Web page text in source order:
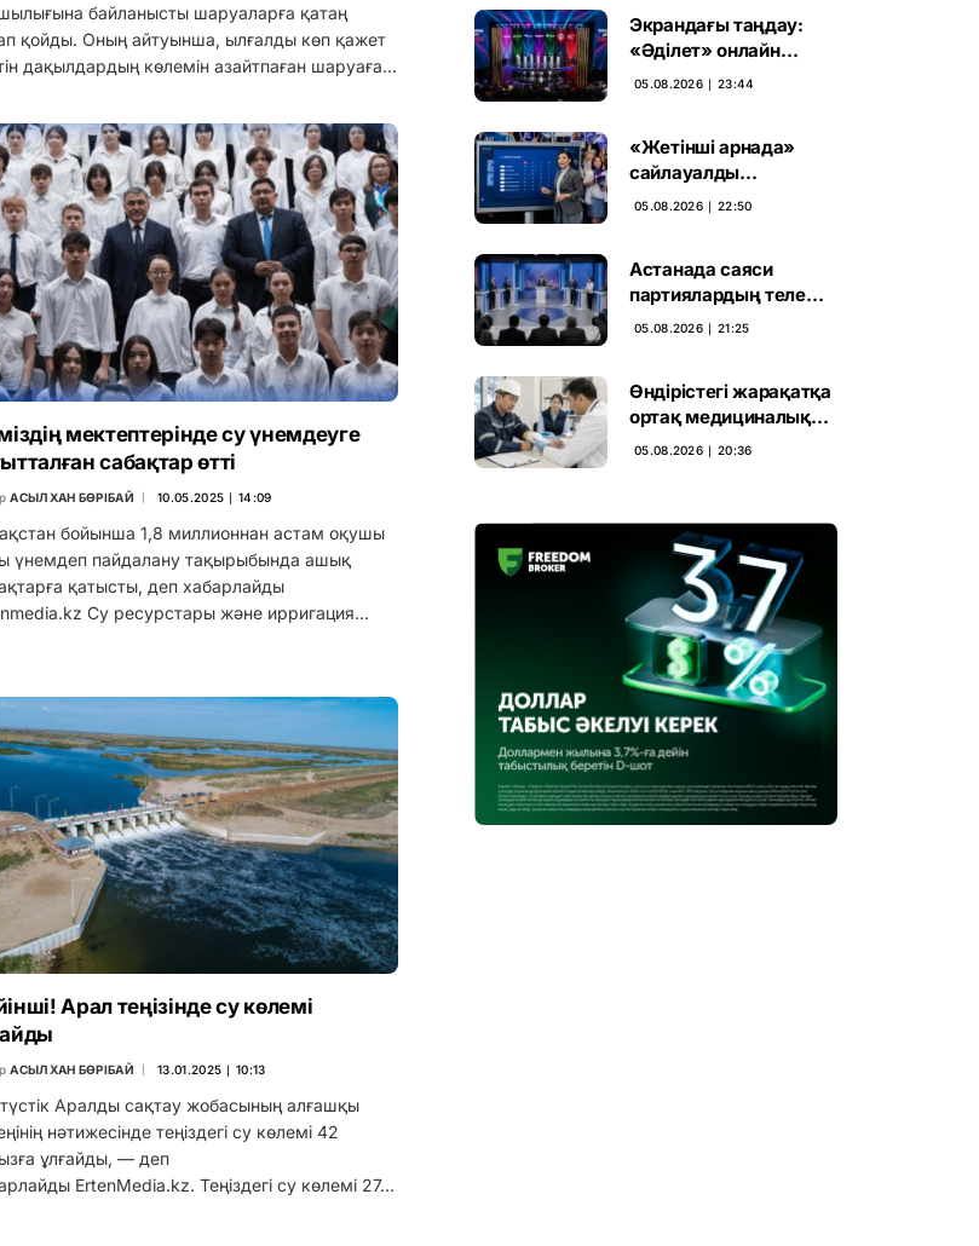
байланысты шаруаларға қатаң
қойды. Оның айтуынша, ылғалды көп қажет
дақылдардың көлемін азайтпаған шаруаға…
мектептерінде су үнемдеуге
сабақтар өтті
АСЫЛХАН БӨРІБАЙ 10.05.2025 ∣ 14:09
бойынша 1,8 миллионнан астам оқушы
үнемдеп пайдалану тақырыбында ашық
қатысты, деп хабарлайды
Су ресурстары және ирригация…
Арал теңізінде су көлемі
АСЫЛХАН БӨРІБАЙ 13.01.2025 ∣ 10:13
Аралды сақтау жобасының алғашқы
нәтижесінде теңіздегі су көлемі 42
ұлғайды, — деп
ErtenMedia.kz. Теңіздегі су көлемі 27…
Экрандағы таңдау:
«Әділет» онлайн
дауыс беруде алға
05.08.2026 ∣ 23:44
«Жетінші арнада»
сайлауалды
теледебаттың аралық
05.08.2026 ∣ 22:50
Астанада саяси
партиялардың теле
дебаты басталды
05.08.2026 ∣ 21:25
Өндірістегі жарақатқа
ортақ медициналық
талап енгізілмек
05.08.2026 ∣ 20:36